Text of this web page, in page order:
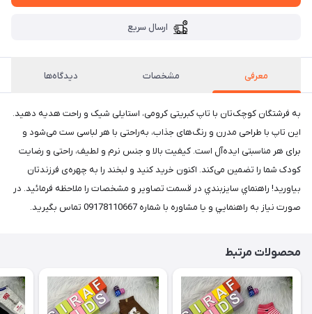
ارسال سریع
معرفی مشخصات دیدگاه‌ها
به فرشتگان کوچک‌تان با تاپ کبریتی کرومی، استایلی شیک و راحت هدیه دهید.
این تاپ با طراحی مدرن و رنگ‌های جذاب، به‌راحتی با هر لباسی ست می‌شود و
برای هر مناسبتی ایده‌آل است. کیفیت بالا و جنس نرم و لطیف، راحتی و رضایت
کودک شما را تضمین می‌کند. اکنون خرید کنید و لبخند را به چهره‌ی فرزندتان
بیاورید! راهنماي سايزبندي در قسمت تصاوير و مشخصات را ملاحظه فرمائيد. در
صورت نياز به راهنمايي و يا مشاوره با شماره 09178110667 تماس بگيريد.
محصولات مرتبط